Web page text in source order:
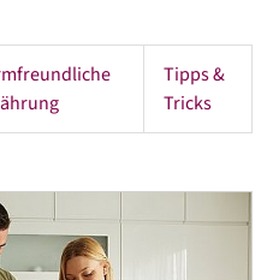
Tipps &
Tricks